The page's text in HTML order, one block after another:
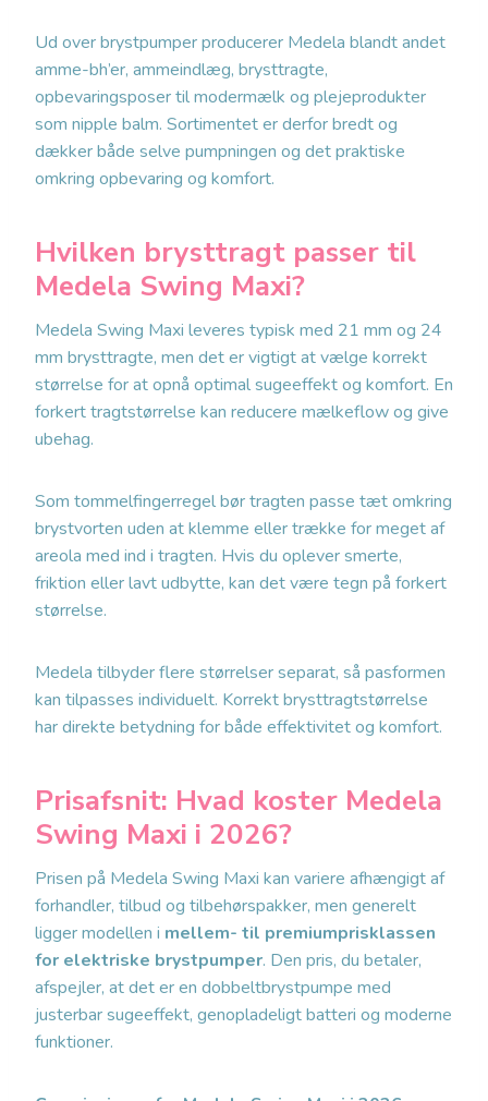
Ud over brystpumper producerer Medela blandt andet
amme-bh’er, ammeindlæg, brysttragte,
opbevaringsposer til modermælk og plejeprodukter
som nipple balm. Sortimentet er derfor bredt og
dækker både selve pumpningen og det praktiske
omkring opbevaring og komfort.
Hvilken brysttragt passer til
Medela Swing Maxi?
Medela Swing Maxi leveres typisk med 21 mm og 24
mm brysttragte, men det er vigtigt at vælge korrekt
størrelse for at opnå optimal sugeeffekt og komfort. En
forkert tragtstørrelse kan reducere mælkeflow og give
ubehag.
Som tommelfingerregel bør tragten passe tæt omkring
brystvorten uden at klemme eller trække for meget af
areola med ind i tragten. Hvis du oplever smerte,
friktion eller lavt udbytte, kan det være tegn på forkert
størrelse.
Medela tilbyder flere størrelser separat, så pasformen
kan tilpasses individuelt. Korrekt brysttragtstørrelse
har direkte betydning for både effektivitet og komfort.
Prisafsnit: Hvad koster Medela
Swing Maxi i 2026?
Prisen på Medela Swing Maxi kan variere afhængigt af
forhandler, tilbud og tilbehørspakker, men generelt
ligger modellen i mellem- til premiumprisklassen
for elektriske brystpumper. Den pris, du betaler,
afspejler, at det er en dobbeltbrystpumpe med
justerbar sugeeffekt, genopladeligt batteri og moderne
funktioner.